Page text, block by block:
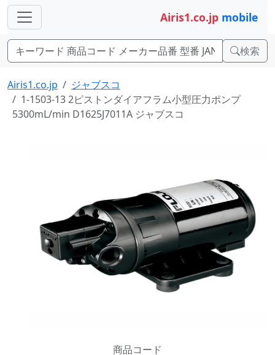
Airis1.co.jp mobile
検索
Airis1.co.jp
ジャブスコ
1-1503-13 2ピストンダイアフラム小型圧力ポンプ
5300mL/min D1625J7011A ジャブスコ
商品コード